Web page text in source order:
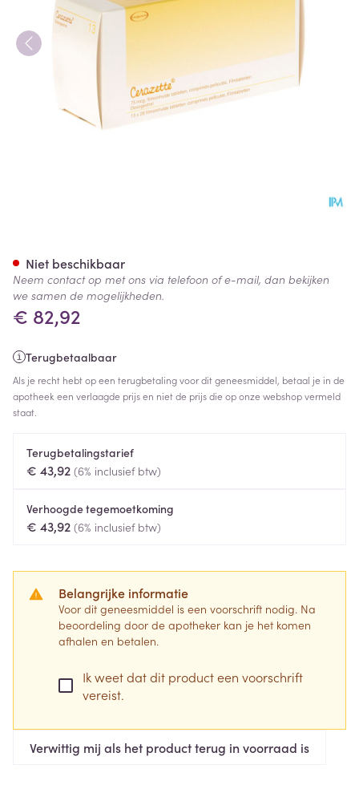
€ 82,92
Terugbetaalbaar
Als je recht hebt op een terugbetaling voor dit geneesmiddel, betaal je in de
apotheek een verlaagde prijs en niet de prijs die op onze webshop vermeld
staat.
Terugbetalingstarief
€ 43,92 (6% inclusief btw)
Verhoogde tegemoetkoming
€ 43,92 (6% inclusief btw)
Belangrijke informatie
Voor dit geneesmiddel is een voorschrift nodig. Na
beoordeling door de apotheker kan je het komen
afhalen en betalen.
Ik weet dat dit product een voorschrift
vereist.
Verwittig mij als het product terug in voorraad is
Niet beschikbaar
Neem contact op met ons via telefoon of e-mail, dan bekijken
we samen de mogelijkheden.